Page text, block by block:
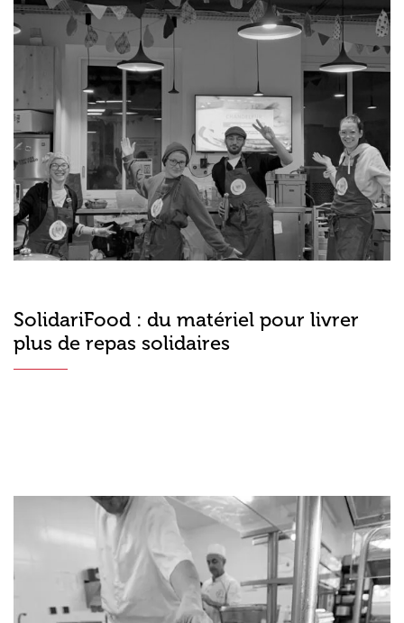
SolidariFood : du matériel pour livrer
plus de repas solidaires